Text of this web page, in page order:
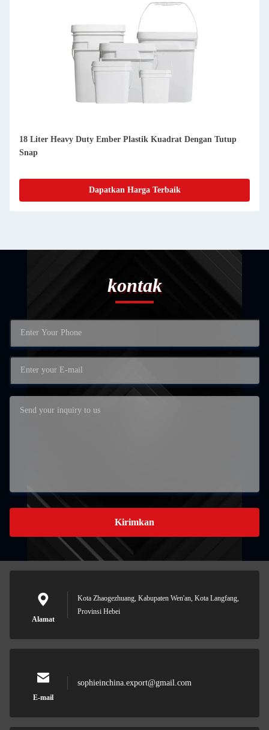
18 Liter Heavy Duty Ember Plastik Kuadrat Dengan Tutup
Snap
Dapatkan Harga Terbaik
kontak
Kirimkan
Alamat
Kota Zhaogezhuang, Kabupaten Wen'an, Kota Langfang,
Provinsi Hebei
E-mail
sophieinchina.export@gmail.com